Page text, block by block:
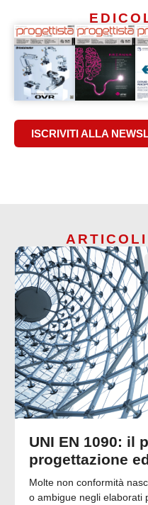
ISCRIVITI ALLA
UNI EN 1090: il
progettazione
Molte non conformità
o ambigue negli elaborati